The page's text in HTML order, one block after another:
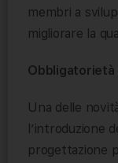
membri a
migliorare la
Una delle
l’introduzione
progettazione